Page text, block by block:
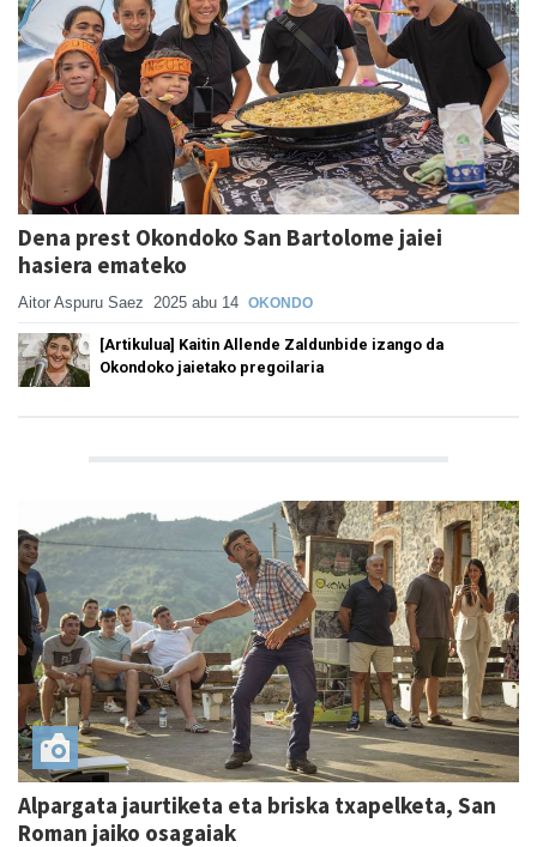
Dena prest Okondoko San Bartolome jaiei
hasiera emateko
Aitor Aspuru Saez 2025 abu 14 OKONDO
[Artikulua] Kaitin Allende Zaldunbide izango da
Okondoko jaietako pregoilaria
Alpargata jaurtiketa eta briska txapelketa, San
Roman jaiko osagaiak